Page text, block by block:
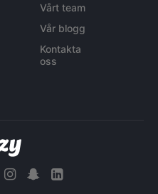
Vårt team
Vår blogg
Kontakta
oss